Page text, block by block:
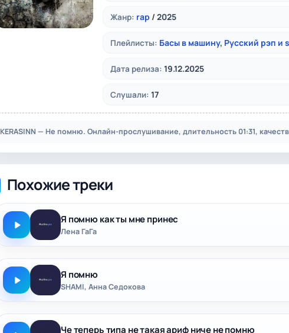
Жанр: rap / 2025
Плейлисты: Басы в машину, Русский рэп и
Дата релиза: 19.12.2025
Слушали: 17
KERASINN — Не помню. Онлайн-прослушивание, длительность 01:31,
Похожие треки
Я помню как ты мне принес
Лена ГаГа
Я помню
SHAMI, Анна Седокова
Че теперь типа не такая ариф ниче не помню